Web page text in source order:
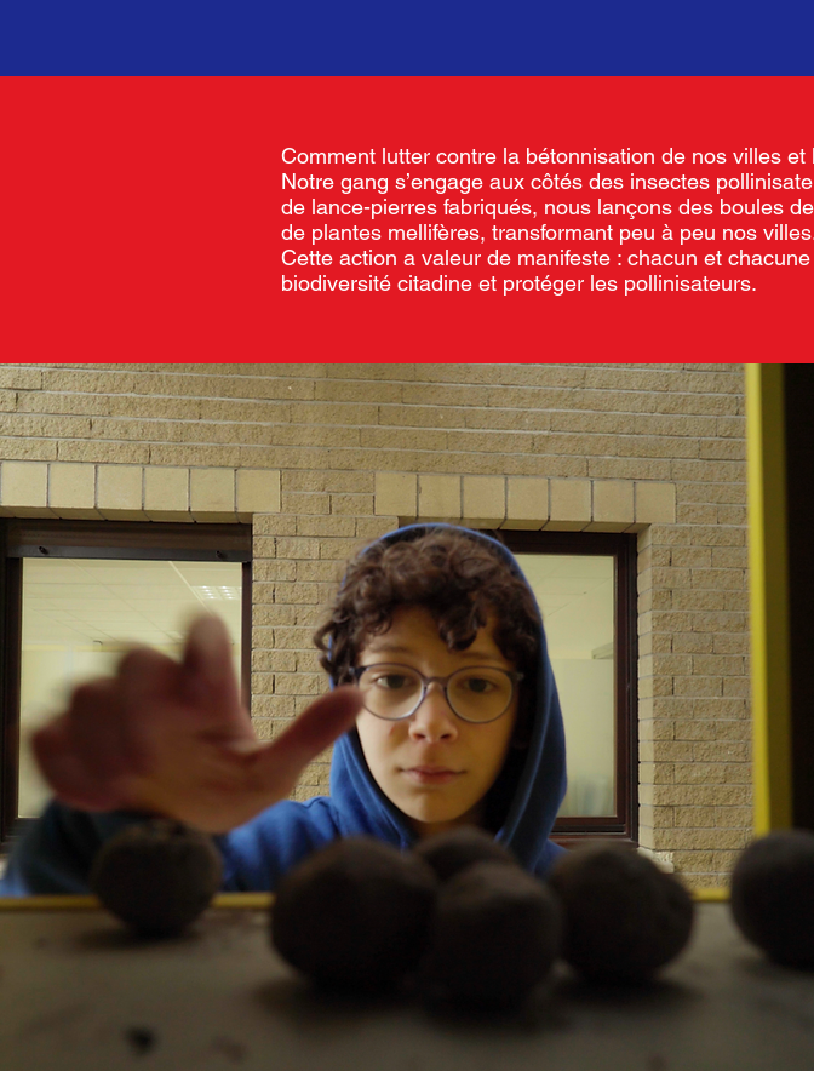
Comment lutter contre la bétonnisation de nos villes
Notre gang s’engage aux côtés des insectes
de lance-pierres fabriqués, nous lançons des boules
de plantes mellifères, transformant peu à peu nos
Cette action a valeur de manifeste : chacun et
biodiversité citadine et protéger les pollinisateurs.